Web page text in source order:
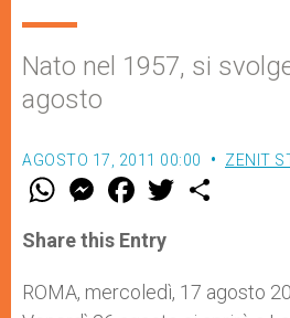
Nato nel 1957, si
agosto
AGOSTO 17, 2011 00:00 ZENIT
W
t
s
p
p
M
e
s
e
g
e
F
a
e
b
o
k
w
r
Share this Entry
ROMA, mercoledì, 17 agosto